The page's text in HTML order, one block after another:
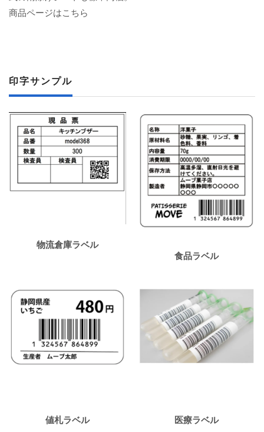
商品ページはこちら
印字サンプル
物流倉庫ラベル
食品ラベル
値札ラベル 医療ラベル